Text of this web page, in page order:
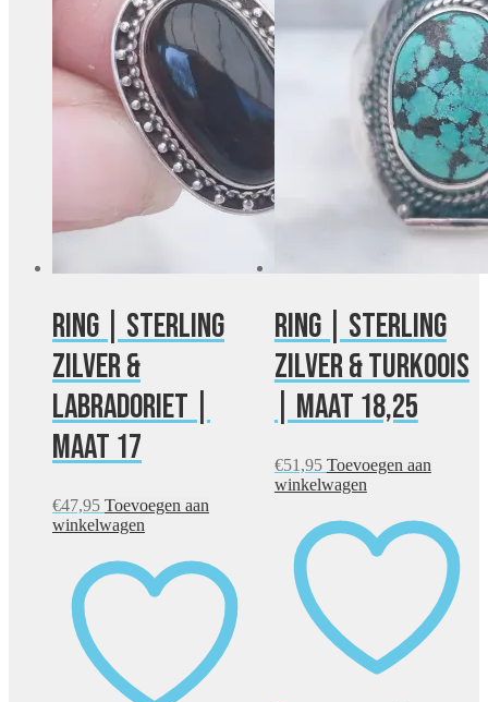
Ring | Sterling
zilver &
labradoriet |
maat 17
€47,95 Toevoegen aan
winkelwagen
Ring | Sterling
zilver & turkoois
| maat 18,25
€51,95 Toevoegen aan
winkelwagen